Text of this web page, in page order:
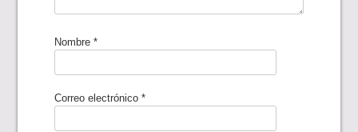
Nombre*
Correo electrónico*